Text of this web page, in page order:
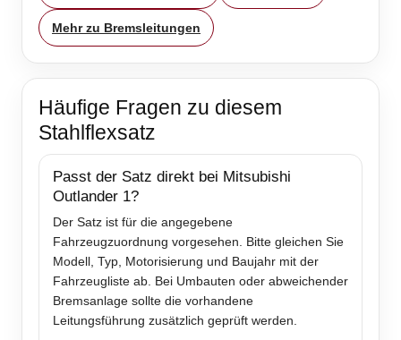
Mehr zu Bremsleitungen
Häufige Fragen zu diesem
Stahlflexsatz
Passt der Satz direkt bei Mitsubishi
Outlander 1?
Der Satz ist für die angegebene
Fahrzeugzuordnung vorgesehen. Bitte gleichen Sie
Modell, Typ, Motorisierung und Baujahr mit der
Fahrzeugliste ab. Bei Umbauten oder abweichender
Bremsanlage sollte die vorhandene
Leitungsführung zusätzlich geprüft werden.